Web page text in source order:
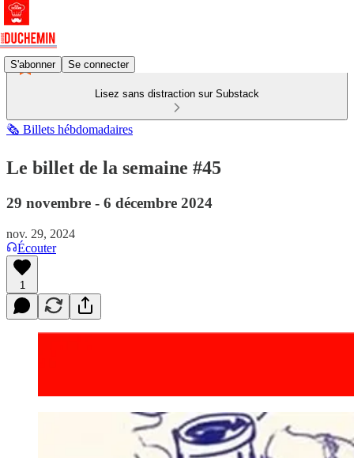
S'abonner Se connecter
Lisez sans distraction sur Substack
🗞️ Billets hébdomadaires
Le billet de la semaine #45
29 novembre - 6 décembre 2024
nov. 29, 2024
Écouter
1